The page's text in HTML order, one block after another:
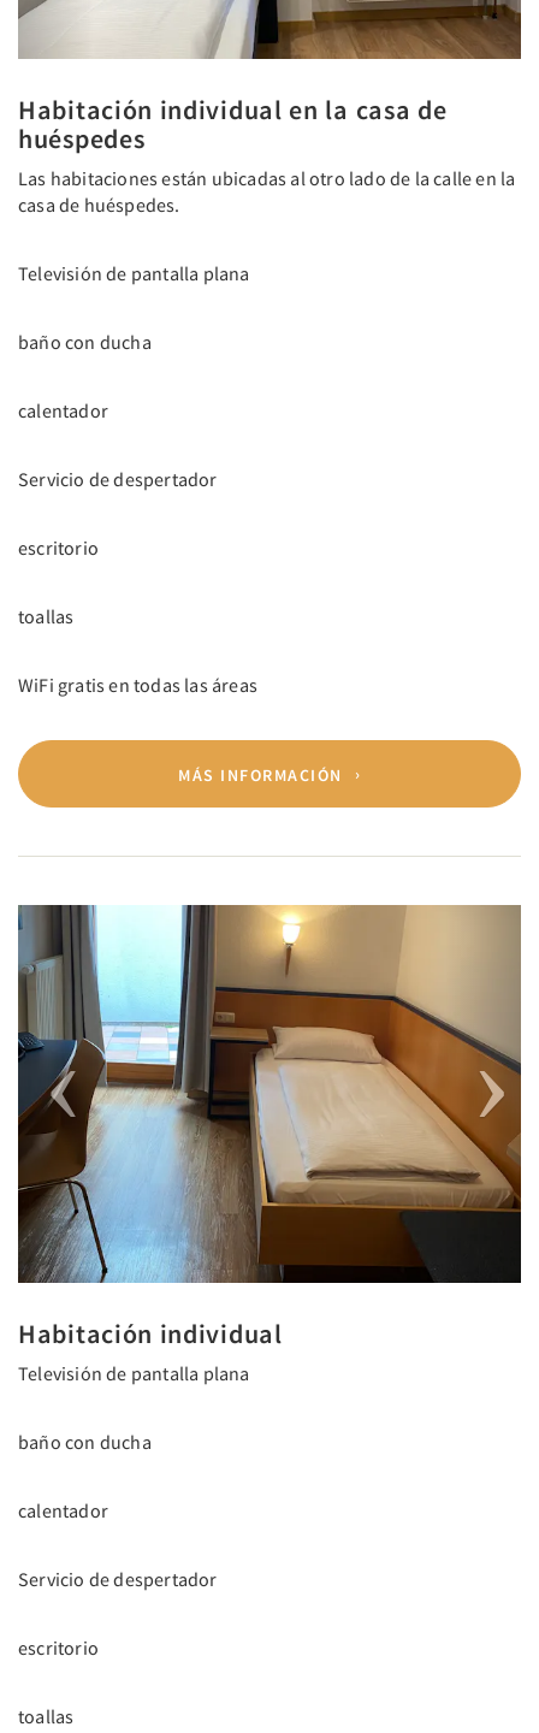
Habitación individual en la casa de
huéspedes
Las habitaciones están ubicadas al otro lado de la calle en la
casa de huéspedes.
Televisión de pantalla plana
baño con ducha
calentador
Servicio de despertador
escritorio
toallas
WiFi gratis en todas las áreas
MÁS INFORMACIÓN
Previous
Habitación individual
Televisión de pantalla plana
baño con ducha
calentador
Servicio de despertador
escritorio
toallas